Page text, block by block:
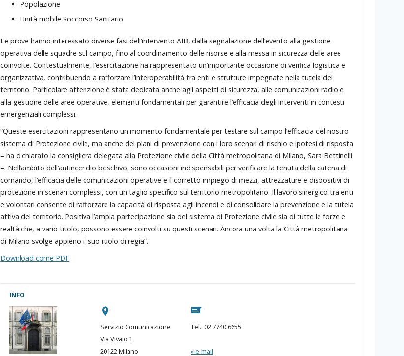
Popolazione
Unità mobile Soccorso Sanitario
Le prove hanno interessato diverse fasi dell’intervento AIB, dalla segnalazione dell’evento alla gestione
operativa delle squadre sul campo, fino al coordinamento delle risorse e alla messa in sicurezza delle aree
coinvolte. Contestualmente, l’esercitazione ha rappresentato un’importante occasione di verifica logistica e
organizzativa, contribuendo a rafforzare l’interoperabilità tra enti e strutture impegnate nella tutela del
territorio. Particolare attenzione è stata dedicata anche agli aspetti di sicurezza, alle comunicazioni radio e
alla gestione delle aree operative, elementi fondamentali per garantire l’efficacia degli interventi in contesti
emergenziali complessi.
“Queste esercitazioni rappresentano un momento fondamentale per testare sul campo l’efficacia del nostro
sistema di Protezione civile, ma anche dei piani di prevenzione con i loro scenari di rischio e ipotesi di risposta
– ha dichiarato la consigliera delegata alla Protezione civile della Città metropolitana di Milano, Sara Bettinelli
–. Nell’ambito dell’antincendio boschivo, sono occasioni indispensabili per verificare la tenuta della catena di
comando, l’efficacia delle comunicazioni operative e il corretto impiego di mezzi, attrezzature e dispositivi di
protezione in scenari complessi, con un taglio specifico sul territorio metropolitano. Il lavoro sinergico tra enti
e volontari consente di rafforzare la capacità di risposta agli incendi e di consolidare la prevenzione e la tutela
attiva del territorio. Positiva l’ampia partecipazione sia del sistema di Protezione civile sia di tutte le forze e
realtà che, a vario titolo, possono essere coinvolti su questi scenari. Ancora una volta la Città metropolitana
di Milano svolge appieno il suo ruolo di regia”.
Download come PDF
INFO
Servizio Comunicazione
Via Vivaio 1
20122 Milano
Tel.: 02 7740.6655
» e-mail